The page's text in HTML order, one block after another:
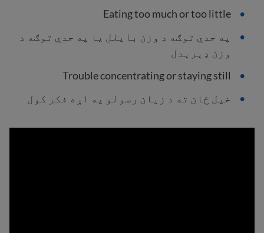
Eating too much or too little
په جدي توګه د وزن بايلل یا په جدي توګه د
وزن ډېرېدل
Trouble concentrating or staying still
خپل ځان ته د زیان رسولو په اړه فکر کول